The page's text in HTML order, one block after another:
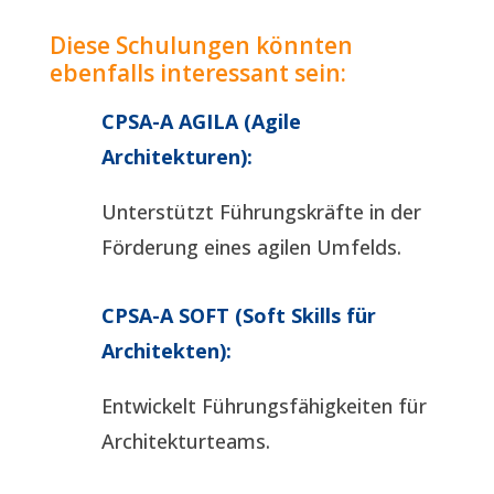
Diese Schulungen könnten
ebenfalls interessant sein:
CPSA-A AGILA (Agile
Architekturen):
Unterstützt Führungskräfte in der
Förderung eines agilen Umfelds.
CPSA-A SOFT (Soft Skills für
Architekten):
Entwickelt Führungsfähigkeiten für
Architekturteams.